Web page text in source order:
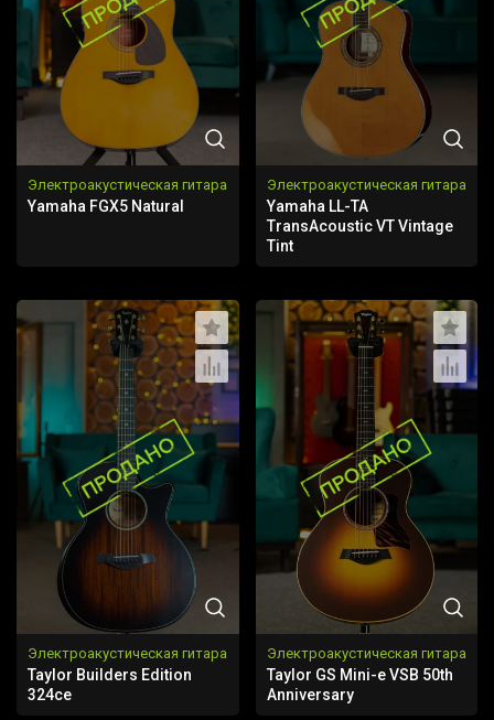
Электроакустическая гитара
Yamaha FGX5 Natural
Электроакустическая гитара
Yamaha LL-TA
TransAcoustic VT Vintage
Tint
Электроакустическая гитара
Taylor Builders Edition
324ce
Электроакустическая гитара
Taylor GS Mini-e VSB 50th
Anniversary